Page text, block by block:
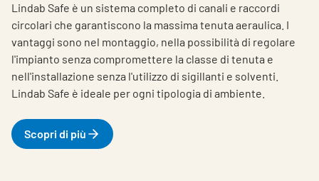
Lindab Safe è un sistema completo di canali e raccordi
circolari che garantiscono la massima tenuta aeraulica. I
vantaggi sono nel montaggio, nella possibilità di regolare
l'impianto senza compromettere la classe di tenuta e
nell'installazione senza l'utilizzo di sigillanti e solventi.
Lindab Safe è ideale per ogni tipologia di ambiente.
Scopri di più